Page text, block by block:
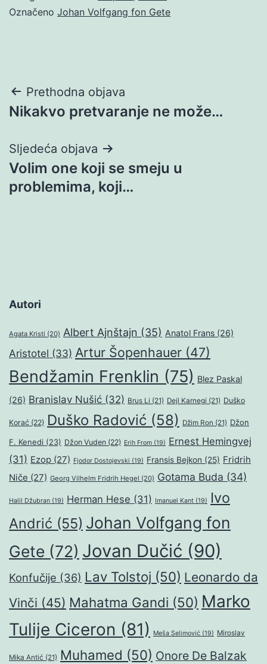
Označeno Johan Volfgang fon Gete
Navigacija
objava
Prethodna objava
Nikakvo pretvaranje ne može…
Sljedeća objava
Volim one koji se smeju u
problemima, koji…
Autori
Agata Kristi (20) Albert Ajnštajn (35) Anatol Frans (26)
Aristotel (33) Artur Šopenhauer (47)
Bendžamin Frenklin (75) Blez Paskal
(26) Branislav Nušić (32) Brus Li (21) Dejl Karnegi (21) Duško
Korać (22) Duško Radović (58) Džim Ron (21) Džon
F. Kenedi (23) Džon Vuden (22) Erih From (19) Ernest Hemingvej
(31) Ezop (27) Fjodor Dostojevski (19) Fransis Bejkon (25) Fridrih
Niče (27) Georg Vilhelm Fridrih Hegel (20) Gotama Buda (34)
Halil Džubran (19) Herman Hese (31) Imanuel Kant (19)
Ivo
Andrić (55) Johan Volfgang fon
Gete (72) Jovan Dučić (90)
Konfučije (36) Lav Tolstoj (50) Leonardo da
Vinči (45) Mahatma Gandi (50) Marko
Tulije Ciceron (81) Meša Selimović (19) Miroslav
Mika Antić (21) Muhamed (50) Onore De Balzak